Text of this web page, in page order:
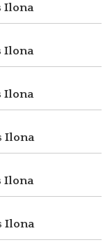
Ilona
Ilona
Ilona
Ilona
Ilona
Ilona